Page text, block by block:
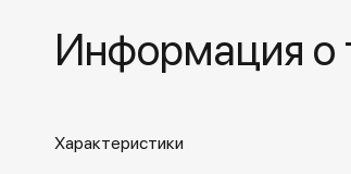
Информация о
Характеристики